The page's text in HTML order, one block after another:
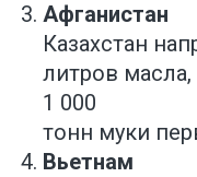
Афганистан
Казахстан
литров
1 000
тонн муки
Вьетнам